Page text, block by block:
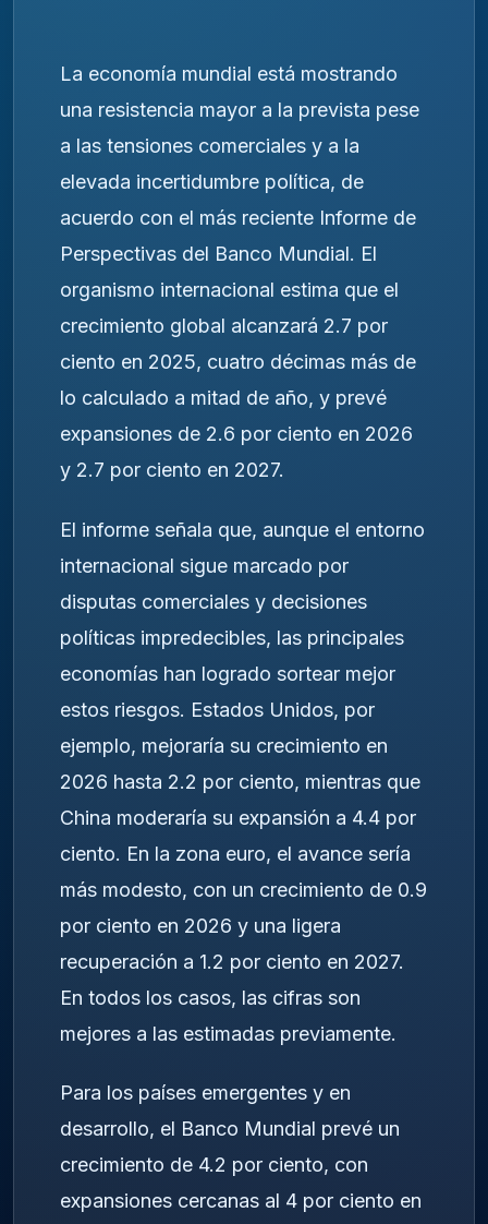
La economía mundial está mostrando
una resistencia mayor a la prevista pese
a las tensiones comerciales y a la
elevada incertidumbre política, de
acuerdo con el más reciente Informe de
Perspectivas del Banco Mundial. El
organismo internacional estima que el
crecimiento global alcanzará 2.7 por
ciento en 2025, cuatro décimas más de
lo calculado a mitad de año, y prevé
expansiones de 2.6 por ciento en 2026
y 2.7 por ciento en 2027.
El informe señala que, aunque el entorno
internacional sigue marcado por
disputas comerciales y decisiones
políticas impredecibles, las principales
economías han logrado sortear mejor
estos riesgos. Estados Unidos, por
ejemplo, mejoraría su crecimiento en
2026 hasta 2.2 por ciento, mientras que
China moderaría su expansión a 4.4 por
ciento. En la zona euro, el avance sería
más modesto, con un crecimiento de 0.9
por ciento en 2026 y una ligera
recuperación a 1.2 por ciento en 2027.
En todos los casos, las cifras son
mejores a las estimadas previamente.
Para los países emergentes y en
desarrollo, el Banco Mundial prevé un
crecimiento de 4.2 por ciento, con
expansiones cercanas al 4 por ciento en